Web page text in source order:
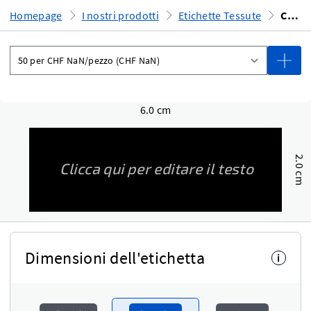
Homepage I nostri prodotti Etichette Tessute Crea online
Dimensioni dell'etichetta i
6.0 cm
2.0 cm